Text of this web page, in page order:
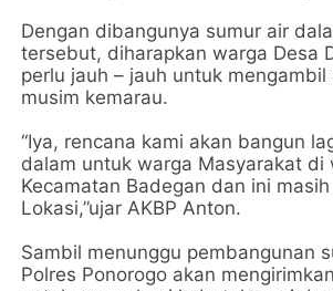
Dengan dibangunya sumur air
tersebut, diharapkan warga Desa
perlu jauh – jauh untuk
musim kemarau.
“Iya, rencana kami akan bangun
dalam untuk warga Masyarakat di
Kecamatan Badegan dan ini
Lokasi,”ujar AKBP Anton.
Sambil menunggu pembangunan
Polres Ponorogo akan